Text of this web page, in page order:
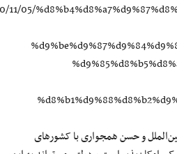
05/
و حسن همجواری با کشورهای